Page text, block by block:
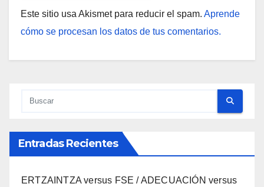
Este sitio usa Akismet para reducir el spam. Aprende
cómo se procesan los datos de tus comentarios.
Entradas Recientes
ERTZAINTZA versus FSE / ADECUACIÓN versus